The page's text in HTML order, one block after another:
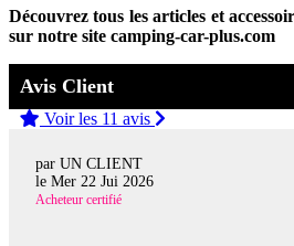
Découvrez tous les articles et
sur notre site camping-car-plus.com
Avis Client
Voir les 11 avis
par UN CLIENT
le Mer 22 Jui 2026
Acheteur certifié